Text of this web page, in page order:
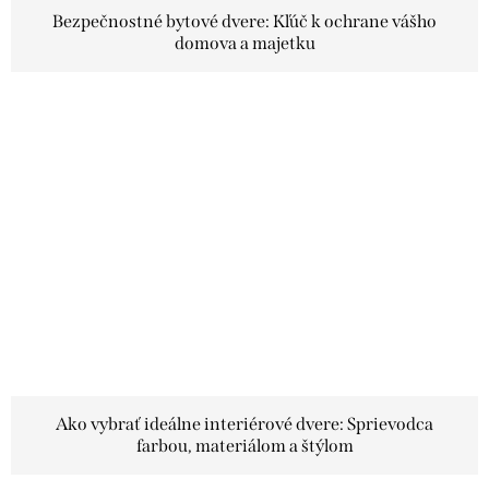
Bezpečnostné bytové dvere: Kľúč k ochrane vášho
domova a majetku
Ako vybrať ideálne interiérové dvere: Sprievodca
farbou, materiálom a štýlom